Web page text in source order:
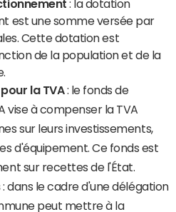
: la dotation
est une somme versée par
Cette dotation est
de la population et de la
la TVA: le fonds de
vise à compenser la TVA
sur leurs investissements,
d'équipement. Ce fonds est
sur recettes de l'État.
: dans le cadre d'une délégation
peut mettre à la